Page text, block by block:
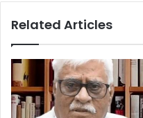
Related Articles